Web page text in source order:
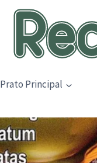
Prato Principal